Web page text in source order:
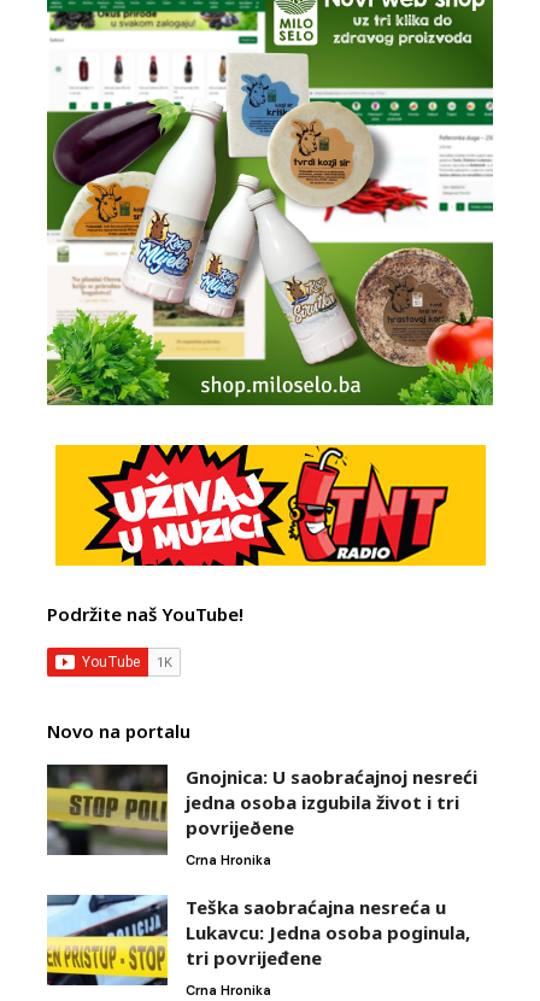
Podržite naš YouTube!
Novo na portalu
Gnojnica: U saobraćajnoj nesreći
jedna osoba izgubila život i tri
povrijeðene
Crna Hronika
Teška saobraćajna nesreća u
Lukavcu: Jedna osoba poginula,
tri povrijeđene
Crna Hronika